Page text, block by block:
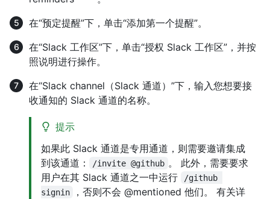
在“预定提醒”下，单击“添加第一个提醒”。
在“Slack 工作区”下，单击“授权 Slack 工作区”，并按
照说明进行操作。
在“Slack channel（Slack 通道）”下，输入您想要接
收通知的 Slack 通道的名称。
提示
如果此 Slack 通道是专用通道，则需要邀请集成
到该通道：
/invite @github 。 此外，需要要求
用户在其 Slack 通道之一中运行
/github
signin
，否则不会 @mentioned 他们。 有关详